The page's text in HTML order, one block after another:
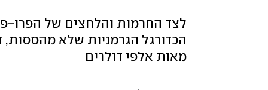
לצד החרמות והלחצים של הפרו-
הכדורגל הגרמניות שלא
מאות אלפי דולרים